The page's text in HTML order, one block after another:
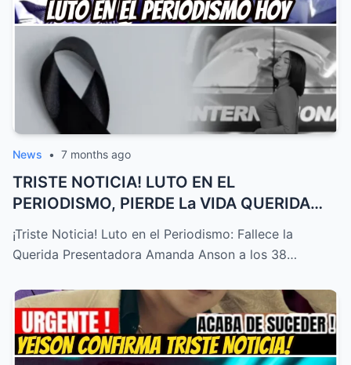
News • 7 months ago
TRISTE NOTICIA! LUTO EN EL
PERIODISMO, PIERDE La VIDA QUERIDA
PRESENTA...
¡Triste Noticia! Luto en el Periodismo: Fallece la
Querida Presentadora Amanda Anson a los 38…